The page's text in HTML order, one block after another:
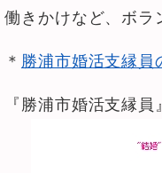
働きかけなど、ボラ
＊ 勝浦市婚活支縁員
『勝浦市婚活支縁